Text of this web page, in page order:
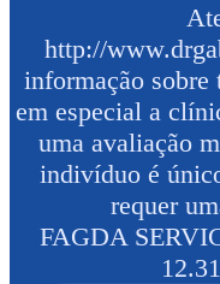
http://
informação sobre
em especial a
uma avaliação
indivíduo é
requer
FAGDA